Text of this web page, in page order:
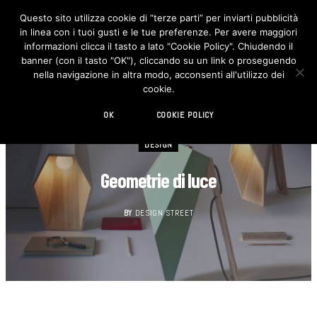
F
c
e
b
o
I
n
s
t
DESIGN
Geometrie di luce
BY DESIGN STREET
Questo sito utilizza cookie di “terze parti” per inviarti pubblicità
in linea con i tuoi gusti e le tue preferenze. Per avere maggiori
informazioni clicca il tasto a lato "Cookie Policy". Chiudendo il
banner (con il tasto "OK"), cliccando su un link o proseguendo
nella navigazione in altra modo, acconsenti all'utilizzo dei
cookie.
OK COOKIE POLICY